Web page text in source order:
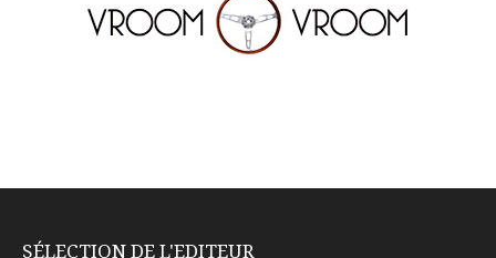
SÉLECTION DE L'EDITEUR